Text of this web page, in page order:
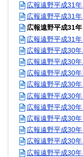
広報遠野平成
広報遠野平成
広報遠野平成
広報遠野平成
広報遠野平成
広報遠野平成
広報遠野平成
広報遠野平成
広報遠野平成
広報遠野平成
広報遠野平成
広報遠野平成
広報遠野平成
広報遠野平成